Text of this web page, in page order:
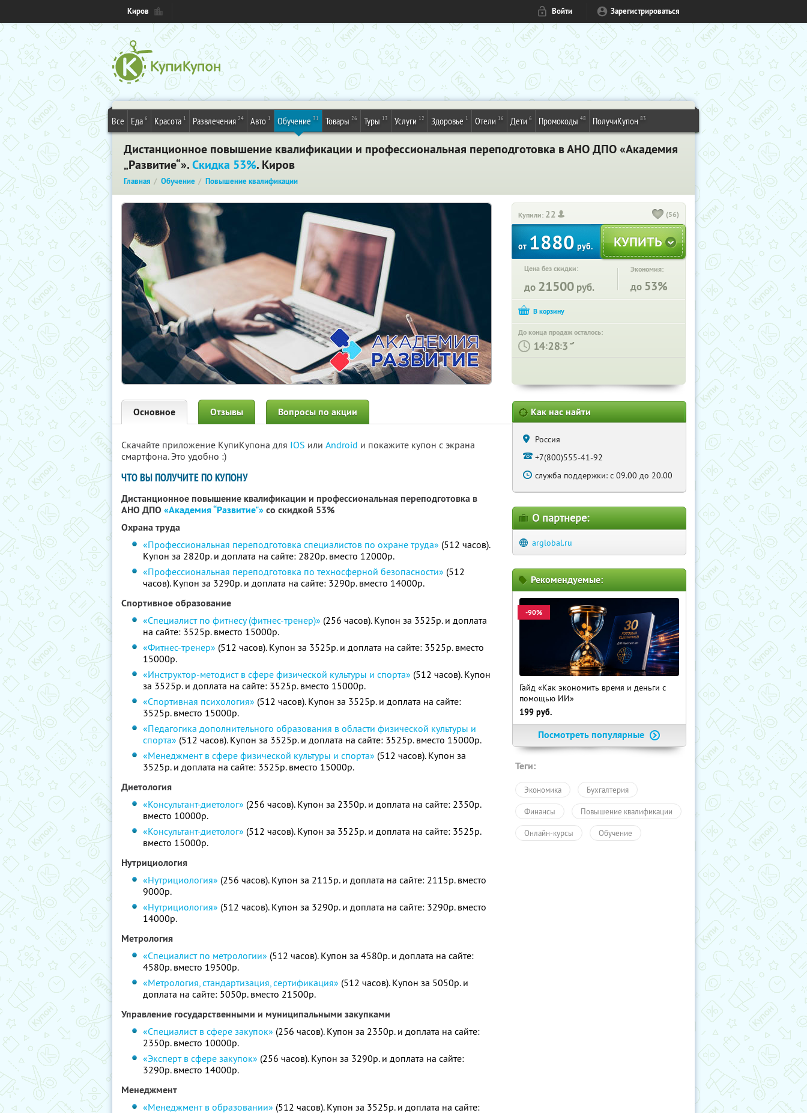
Киров Войти Зарегистрироваться
Все Еда 6 Красота 1 Развлечения 24 Авто 1 Обучение 31 Товары 26 Туры 13 Услуги 12 Здоровье 1 Отели 16 Дети 6 Промокоды 48 ПолучиКупон 83
Дистанционное повышение квалификации и профессиональная переподготовка в АНО ДПО «Академия
„Развитие“».Скидка 53%. Киров
Главная Обучение Повышение квалификации
Купили: 22 (56)
от 1880 руб.
Цена без скидки:
до 21500 руб.
Экономия:
до 53%
До конца продаж осталось:
: :
Основное Отзывы Вопросы по акции
Скачайте приложение КупиКупона для IOS или Android и покажите купон с экрана
смартфона. Это удобно :)
ЧТО ВЫ ПОЛУЧИТЕ ПО КУПОНУ
Дистанционное повышение квалификации и профессиональная переподготовка в
АНО ДПО «Академия “Развитие"»со скидкой 53%
Охрана труда
«Профессиональная переподготовка специалистов по охране труда» (512 часов).
Купон за 2820р. и доплата на сайте: 2820р. вместо 12000р.
«Профессиональная переподготовка по техносферной безопасности» (512
часов). Купон за 3290р. и доплата на сайте: 3290р. вместо 14000р.
Спортивное образование
«Специалист по фитнесу (фитнес-тренер)» (256 часов). Купон за 3525р. и доплата
на сайте: 3525р. вместо 15000р.
«Фитнес-тренер» (512 часов). Купон за 3525р. и доплата на сайте: 3525р. вместо
15000р.
«Инструктор-методист в сфере физической культуры и спорта» (512 часов). Купон
за 3525р. и доплата на сайте: 3525р. вместо 15000р.
«Спортивная психология» (512 часов). Купон за 3525р. и доплата на сайте:
3525р. вместо 15000р.
«Педагогика дополнительного образования в области физической культуры и
спорта» (512 часов). Купон за 3525р. и доплата на сайте: 3525р. вместо 15000р.
«Менеджмент в сфере физической культуры и спорта» (512 часов). Купон за
3525р. и доплата на сайте: 3525р. вместо 15000р.
Диетология
«Консультант-диетолог» (256 часов). Купон за 2350р. и доплата на сайте: 2350р.
вместо 10000р.
«Консультант-диетолог» (512 часов). Купон за 3525р. и доплата на сайте: 3525р.
вместо 15000р.
Нутрициология
«Нутрициология» (256 часов). Купон за 2115р. и доплата на сайте: 2115р. вместо
9000р.
«Нутрициология» (512 часов). Купон за 3290р. и доплата на сайте: 3290р. вместо
14000р.
Метрология
«Специалист по метрологии» (512 часов). Купон за 4580р. и доплата на сайте:
4580р. вместо 19500р.
«Метрология, стандартизация, сертификация» (512 часов). Купон за 5050р. и
доплата на сайте: 5050р. вместо 21500р.
Управление государственными и муниципальными закупками
«Специалист в сфере закупок» (256 часов). Купон за 2350р. и доплата на сайте:
2350р. вместо 10000р.
«Эксперт в сфере закупок» (256 часов). Купон за 3290р. и доплата на сайте:
3290р. вместо 14000р.
Менеджмент
«Менеджмент в образовании» (512 часов). Купон за 3525р. и доплата на сайте:
Как нас найти
Россия
+7(800)555-41-92
служба поддержки: с 09.00 до 20.00
О партнере:
arglobal.ru
Рекомендуемые:
-90%
Гайд «Как экономить время и деньги с
помощью ИИ»
199 руб.
Посмотреть популярные
Теги:
Экономика Бухгалтерия
Финансы Повышение квалификации
Онлайн-курсы Обучение